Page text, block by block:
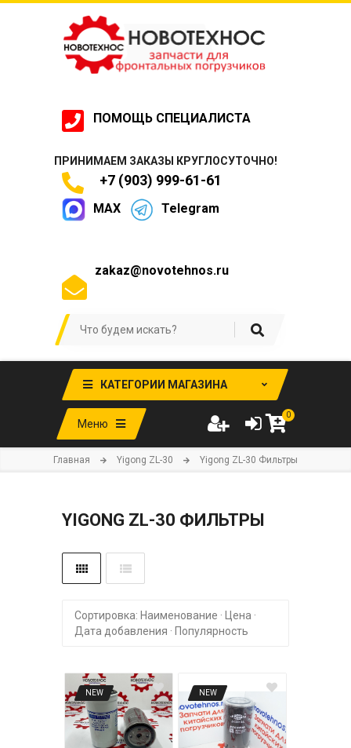
ПОМОЩЬ СПЕЦИАЛИСТА
ПРИНИМАЕМ ЗАКАЗЫ КРУГЛОСУТОЧНО!
+7 (903) 999-61-61
MAX Telegram
zakaz@novotehnos.ru
КАТЕГОРИИ МАГАЗИНА
Меню
0
Главная Yigong ZL-30 Yigong ZL-30 Фильтры
YIGONG ZL-30 ФИЛЬТРЫ
Сортировка: Наименование · Цена ·
Дата добавления · Популярность
NEW NEW